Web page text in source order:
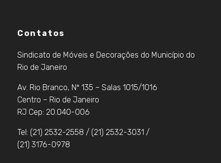
Contatos
Sindicato de Móveis e Decorações do Município do
Rio de Janeiro
Av. Rio Branco, Nº 135 – Salas 1015/1016
Centro – Rio de Janeiro
RJ Cep: 20.040-006
Tel: (21) 2532-2558 / (21) 2532-3031 /
(21) 3176-0978